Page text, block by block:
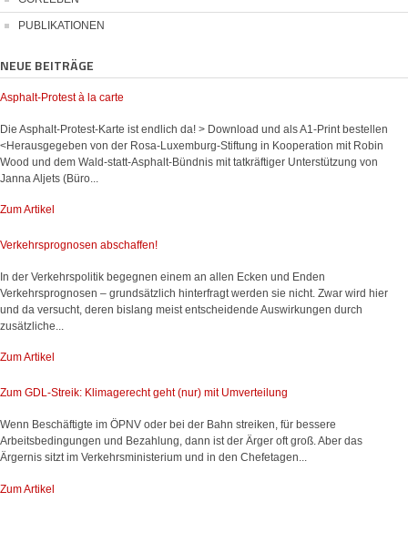
PUBLIKATIONEN
NEUE BEITRÄGE
Asphalt-Protest à la carte
Die Asphalt-Protest-Karte ist endlich da! > Download und als A1-Print bestellen
<Herausgegeben von der Rosa-Luxemburg-Stiftung in Kooperation mit Robin
Wood und dem Wald-statt-Asphalt-Bündnis mit tatkräftiger Unterstützung von
Janna Aljets (Büro...
Zum Artikel
Verkehrsprognosen abschaffen!
In der Verkehrspolitik begegnen einem an allen Ecken und Enden
Verkehrsprognosen – grundsätzlich hinterfragt werden sie nicht. Zwar wird hier
und da versucht, deren bislang meist entscheidende Auswirkungen durch
zusätzliche...
Zum Artikel
Zum GDL-Streik: Klimagerecht geht (nur) mit Umverteilung
Wenn Beschäftigte im ÖPNV oder bei der Bahn streiken, für bessere
Arbeitsbedingungen und Bezahlung, dann ist der Ärger oft groß. Aber das
Ärgernis sitzt im Verkehrsministerium und in den Chefetagen...
Zum Artikel